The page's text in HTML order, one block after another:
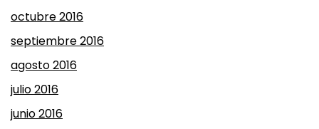
octubre 2016
septiembre 2016
agosto 2016
julio 2016
junio 2016